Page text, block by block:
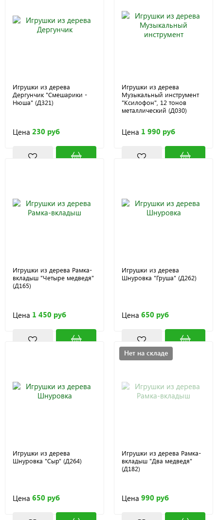
Игрушки из дерева
Дергунчик "Смешарики -
Нюша" (Д321)
Цена 230 руб
Игрушки из дерева
Музыкальный инструмент
"Ксилофон", 12 тонов
металлический (Д030)
Цена 1 990 руб
Игрушки из дерева Рамка-
вкладыш "Четыре медведя"
(Д165)
Цена 1 450 руб
Игрушки из дерева
Шнуровка "Груша" (Д262)
Цена 650 руб
Игрушки из дерева
Шнуровка "Сыр" (Д264)
Цена 650 руб
Нет на складе
Игрушки из дерева Рамка-
вкладыш "Два медведя"
(Д182)
Цена 990 руб